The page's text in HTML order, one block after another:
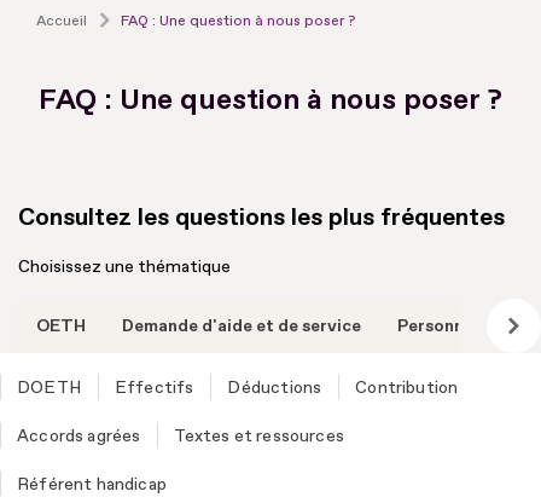
Accueil FAQ : Une question à nous poser ?
FAQ : Une question à nous poser ?
Consultez les questions les plus fréquentes
Choisissez une thématique
OETH Demande d'aide et de service Personne
DOETH Effectifs Déductions Contribution
Accords agrées Textes et ressources
Référent handicap